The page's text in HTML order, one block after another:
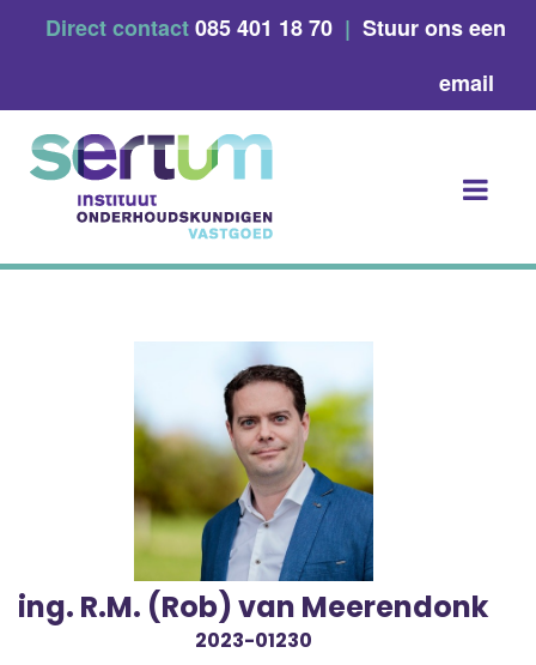
Direct contact085 401 18 70 | Stuur ons een
email
ing. R.M. (Rob) van Meerendonk
2023-01230